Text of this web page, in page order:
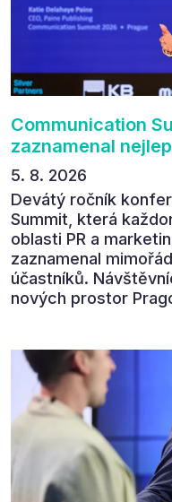
Communication
zaznamenal
5. 8. 2026
Devátý ročník
Summit, která
oblasti PR a
zaznamenal
účastníků.
nových prostor
zúčastnit i příštího
výborný program,
absolutně nejlepší
Communication
své zpětné vazbě.
cítit po celý 9.
tématem „Od
povedl.